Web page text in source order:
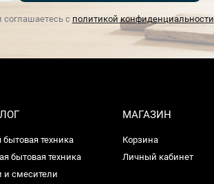
с политикой конфиденциальности
техника
бытовая техника
и смесители
МАГАЗИН
Корзина
Личный кабинет